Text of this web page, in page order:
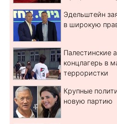
Эдельштейн
в широкую
Палестинские
концлагерь в
террористки
Крупные
новую партию